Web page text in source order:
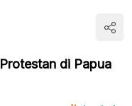
di Papua